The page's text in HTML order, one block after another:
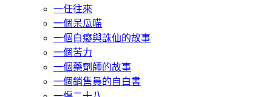
一任往來
一個呆瓜喵
一個白癡與誅仙的故事
一個苦力
一個藥劑師的故事
一個銷售員的自白書